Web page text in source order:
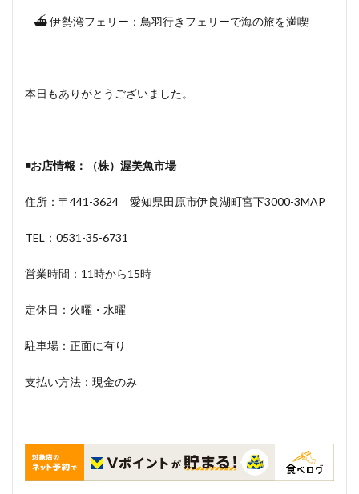
– ⛴ 伊勢湾フェリー：鳥羽行きフェリーで海の旅を満喫
本日もありがとうございました。
◾️お店情報： （株）渥美魚市場
住所：〒441-3624 愛知県田原市伊良湖町宮下3000-3MAP
TEL：0531-35-6731
営業時間：11時から15時
定休日：火曜・水曜
駐車場：正面に有り
支払い方法：現金のみ